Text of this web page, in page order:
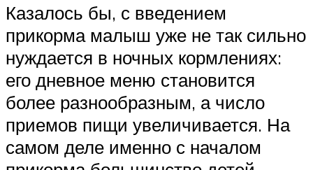
Казалось бы, с введением
прикорма малыш уже не так сильно
нуждается в ночных кормлениях:
его дневное меню становится
более разнообразным, а число
приемов пищи увеличивается. На
самом деле именно с началом